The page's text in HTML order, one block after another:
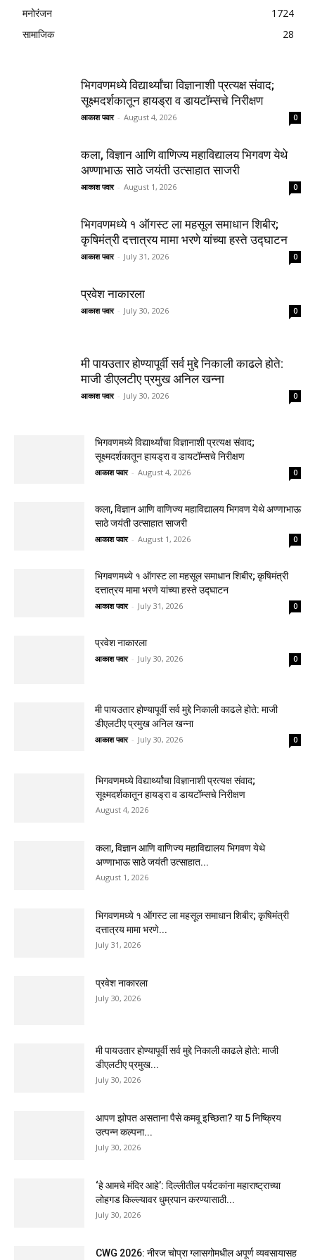
मनोरंजन
1724
सामाजिक
28
भिगवणमध्ये विद्यार्थ्यांचा विज्ञानाशी प्रत्यक्ष संवाद;
सूक्ष्मदर्शकातून हायड्रा व डायटॉम्सचे निरीक्षण
आकाश पवार - August 4, 2026 0
कला, विज्ञान आणि वाणिज्य महाविद्यालय भिगवण येथे
अण्णाभाऊ साठे जयंती उत्साहात साजरी
आकाश पवार - August 1, 2026 0
भिगवणमध्ये १ ऑगस्ट ला महसूल समाधान शिबीर;
कृषिमंत्री दत्तात्रय मामा भरणे यांच्या हस्ते उद्घाटन
आकाश पवार - July 31, 2026 0
प्रवेश नाकारला
आकाश पवार - July 30, 2026 0
मी पायउतार होण्यापूर्वी सर्व मुद्दे निकाली काढले होते:
माजी डीएलटीए प्रमुख अनिल खन्ना
आकाश पवार - July 30, 2026 0
भिगवणमध्ये विद्यार्थ्यांचा विज्ञानाशी प्रत्यक्ष संवाद;
सूक्ष्मदर्शकातून हायड्रा व डायटॉम्सचे निरीक्षण
आकाश पवार - August 4, 2026 0
कला, विज्ञान आणि वाणिज्य महाविद्यालय भिगवण येथे अण्णाभाऊ
साठे जयंती उत्साहात साजरी
आकाश पवार - August 1, 2026 0
भिगवणमध्ये १ ऑगस्ट ला महसूल समाधान शिबीर; कृषिमंत्री
दत्तात्रय मामा भरणे यांच्या हस्ते उद्घाटन
आकाश पवार - July 31, 2026 0
प्रवेश नाकारला
आकाश पवार - July 30, 2026 0
मी पायउतार होण्यापूर्वी सर्व मुद्दे निकाली काढले होते: माजी
डीएलटीए प्रमुख अनिल खन्ना
आकाश पवार - July 30, 2026 0
भिगवणमध्ये विद्यार्थ्यांचा विज्ञानाशी प्रत्यक्ष संवाद;
सूक्ष्मदर्शकातून हायड्रा व डायटॉम्सचे निरीक्षण
August 4, 2026
कला, विज्ञान आणि वाणिज्य महाविद्यालय भिगवण येथे
अण्णाभाऊ साठे जयंती उत्साहात...
August 1, 2026
भिगवणमध्ये १ ऑगस्ट ला महसूल समाधान शिबीर; कृषिमंत्री
दत्तात्रय मामा भरणे...
July 31, 2026
प्रवेश नाकारला
July 30, 2026
मी पायउतार होण्यापूर्वी सर्व मुद्दे निकाली काढले होते: माजी
डीएलटीए प्रमुख...
July 30, 2026
आपण झोपत असताना पैसे कमवू इच्छिता? या 5 निष्क्रिय
उत्पन्न कल्पना...
July 30, 2026
‘हे आमचे मंदिर आहे’: दिल्लीतील पर्यटकांना महाराष्ट्राच्या
लोहगड किल्ल्यावर धुम्रपान करण्यासाठी...
July 30, 2026
CWG 2026: नीरज चोप्रा ग्लासगोमधील अपूर्ण व्यवसायासह